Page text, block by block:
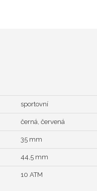
sportovní
černá, červená
35 mm
44,5 mm
10 ATM